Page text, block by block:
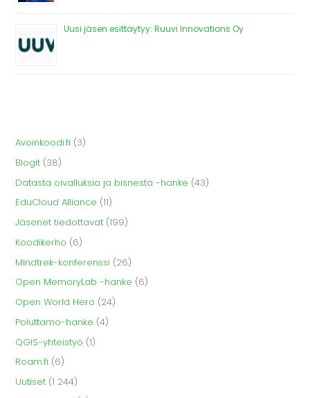
Uusi jäsen esittäytyy: Ruuvi Innovations Oy
Avoinkoodi.fi (3)
Blogit (38)
Datasta oivalluksia ja bisnestä -hanke (43)
EduCloud Alliance (11)
Jäsenet tiedottavat (199)
Koodikerho (6)
Mindtrek-konferenssi (26)
Open MemoryLab -hanke (6)
Open World Hero (24)
Poluttamo-hanke (4)
QGIS-yhteistyö (1)
Roam.fi (6)
Uutiset (1 244)